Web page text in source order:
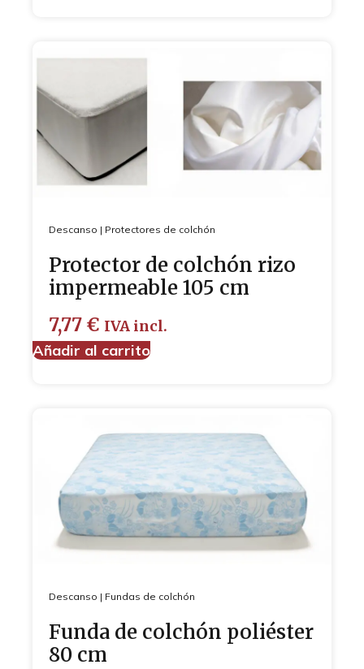
Descanso | Protectores de colchón
Protector de colchón rizo
impermeable 105 cm
7,77 € IVA incl.
Añadir al carrito
Descanso | Fundas de colchón
Funda de colchón poliéster
80 cm